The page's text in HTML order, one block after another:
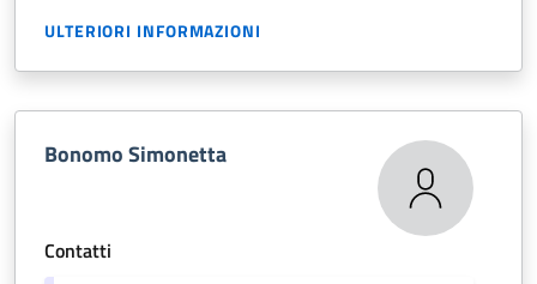
ULTERIORI INFORMAZIONI
Bonomo Simonetta
Contatti